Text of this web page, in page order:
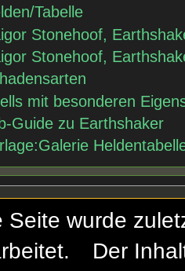
Tabelle
Stonehoof,
Stonehoof,
mit besonderen
Guide zu Earthshaker
Seite wurde
Der